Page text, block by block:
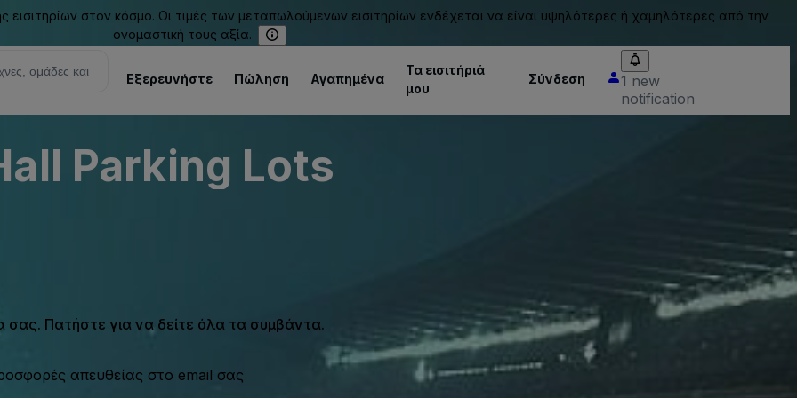
στον κόσμο. Οι τιμές των μεταπωλούμενων εισιτηρίων ενδέχεται να είναι υψηλότερες ή χαμηλότερες από την
ονομαστική τους αξία.
Εξερευνήστε Πώληση Αγαπημένα
Τα εισιτήριά
μου
Σύνδεση
1 new
notification
Parking Lots
Πατήστε για να δείτε όλα τα συμβάντα.
απευθείας στο email σας